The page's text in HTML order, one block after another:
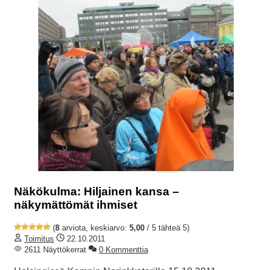
Näkökulma: Hiljainen kansa –
näkymättömät ihmiset
(8 arviota, keskiarvo: 5,00 / 5 tähteä 5)
Toimitus
22.10.2011
2611 Näyttökerrat
0 Kommenttia